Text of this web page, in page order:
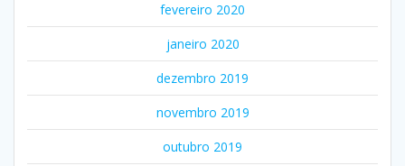
fevereiro 2020
janeiro 2020
dezembro 2019
novembro 2019
outubro 2019